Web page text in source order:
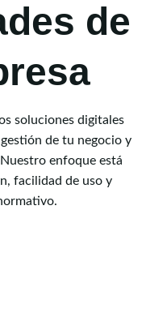
de
soluciones digitales
de tu negocio y
enfoque está
facilidad de uso y